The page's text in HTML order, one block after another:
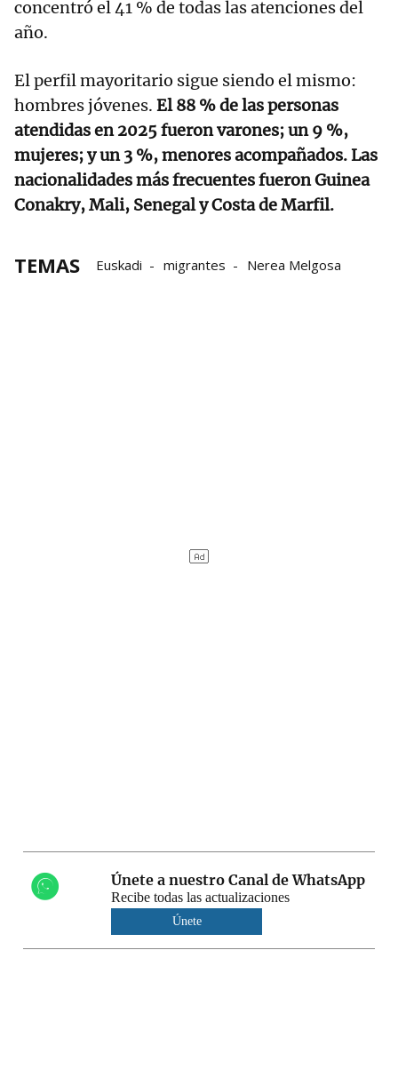
concentró el 41 % de todas las atenciones del
año.
El perfil mayoritario sigue siendo el mismo:
hombres jóvenes. El 88 % de las personas
atendidas en 2025 fueron varones; un 9 %,
mujeres; y un 3 %, menores acompañados. Las
nacionalidades más frecuentes fueron Guinea
Conakry, Mali, Senegal y Costa de Marfil.
TEMAS Euskadi migrantes Nerea Melgosa
Únete a nuestro Canal de WhatsApp
Recibe todas las actualizaciones
Únete